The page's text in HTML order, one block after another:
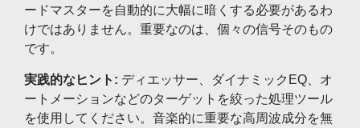
ードマスターを自動的に大幅に暗くする必要があるわ
けではありません。重要なのは、個々の信号そのもの
です。
実践的なヒント: ディエッサー、ダイナミックEQ、オ
ートメーションなどのターゲットを絞った処理ツール
を使用してください。音楽的に重要な高周波成分を無